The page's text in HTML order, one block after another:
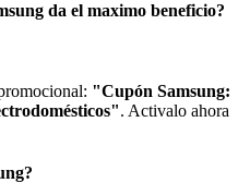
da el maximo beneficio?
"Cupón Samsung:
. Activalo ahora